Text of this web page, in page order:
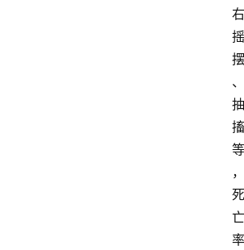
右
摇
摆
、
抽
搐
等
，
死
亡
率